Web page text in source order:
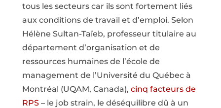
tous les secteurs car ils sont fortement liés
aux conditions de travail et d’emploi. Selon
Hélène Sultan-Taïeb, professeur titulaire au
département d’organisation et de
ressources humaines de l’école de
management de l’Université du Québec à
Montréal (UQAM, Canada), cinq facteurs de
RPS– le job strain, le déséquilibre dû à un